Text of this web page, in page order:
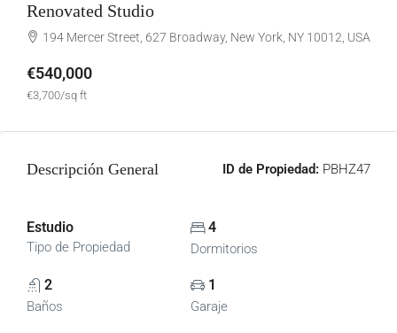
Renovated Studio
194 Mercer Street, 627 Broadway, New York, NY 10012, USA
€540,000
€3,700/sq ft
Descripción General ID de Propiedad: PBHZ47
Estudio
Tipo de Propiedad
4
Dormitorios
2
Baños
1
Garaje